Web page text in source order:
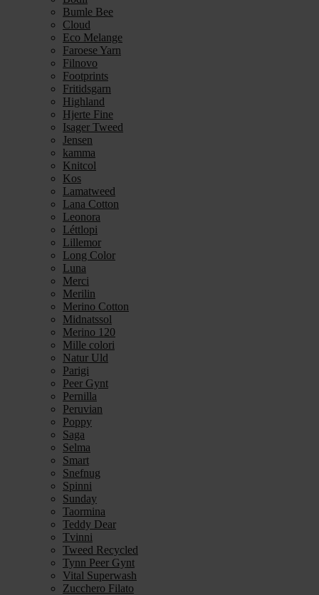
Bumle Bee
Cloud
Eco Melange
Faroese Yarn
Filnovo
Footprints
Fritidsgarn
Highland
Hjerte Fine
Isager Tweed
Jensen
kamma
Knitcol
Kos
Lamatweed
Lana Cotton
Leonora
Léttlopi
Lillemor
Long Color
Luna
Merci
Merilin
Merino Cotton
Midnatssol
Merino 120
Mille colori
Natur Uld
Parigi
Peer Gynt
Pernilla
Peruvian
Poppy
Saga
Selma
Smart
Snefnug
Spinni
Sunday
Taormina
Teddy Dear
Tvinni
Tweed Recycled
Tynn Peer Gynt
Vital Superwash
Zucchero Filato